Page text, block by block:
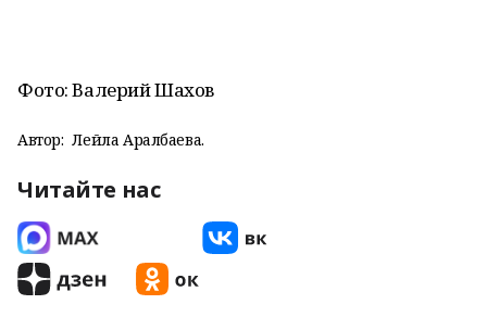
Фото: Валерий Шахов
Автор: Лейла Аралбаева.
Читайте нас